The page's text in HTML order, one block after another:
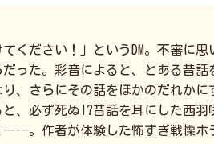
ください！」というDM。不審に思
った。彩音によると、とある昔話
、さらにその話をほかのだれかに
、必ず死ぬ!?昔話を耳にした西羽
――。作者が体験した怖すぎ戦慄ホ